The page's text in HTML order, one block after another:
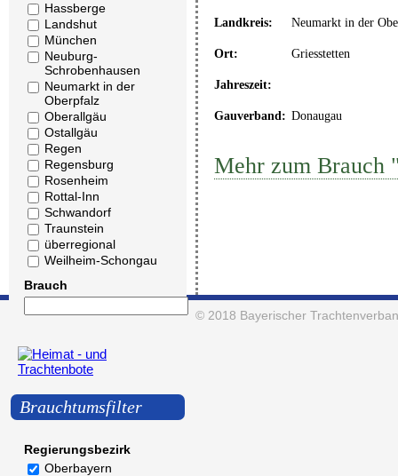
Hassberge
Landshut
München
Neuburg-
Schrobenhausen
Neumarkt in der
Oberpfalz
Oberallgäu
Ostallgäu
Regen
Regensburg
Rosenheim
Rottal-Inn
Schwandorf
Traunstein
überregional
Weilheim-Schongau
Brauch
Brauchtumsfilter
Regierungsbezirk
Oberbayern
Landkreis: Neumarkt in der
Ort: Griesstetten
Jahreszeit:
Gauverband: Donaugau
Mehr zum Brauch
© 2018 Bayerischer